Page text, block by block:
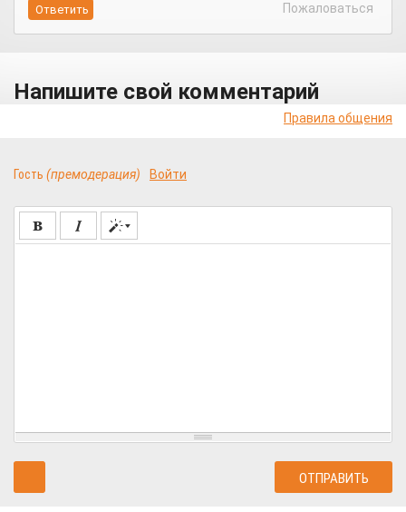
Пожаловаться
Напишите свой комментарий
Правила общения
Гость (премодерация) Войти